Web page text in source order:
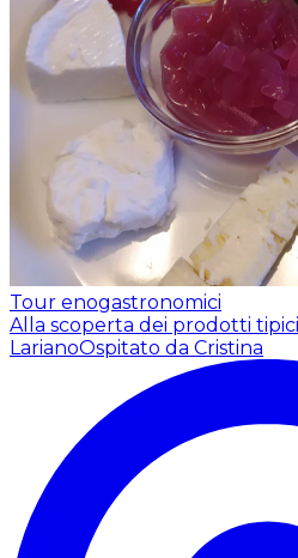
Tour enogastronomici
Alla scoperta dei prodotti
LarianoOspitato da Cristina